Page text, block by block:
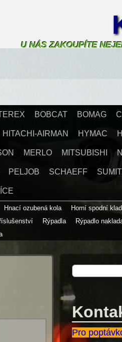
U NÁS ZAKOUPÍTE
BOBCAT BOMAG
HITACHI-AIRMAN HYMAC
MERLO MITSUBISHI
PELJOB SCHAEFF
Hnací ozubená kola Horní spodní
Rýpadla Rýpadlo
Pro